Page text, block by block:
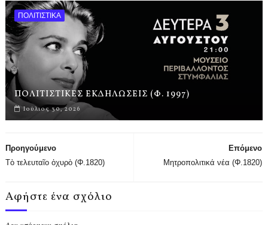
ΠΟΛΙΤΙΣΤΙΚΑ
ΠΟΛΙΤΙΣΤΙΚΕΣ ΕΚΔΗΛΩΣΕΙΣ (Φ. 1997)
Ιούλιος 30, 2026
Επόμενο
Μητροπολιτικά νέα (Φ.1820)
Προηγούμενο
Τὸ τελευταῖο ὀχυρὸ (Φ.1820)
Αφήστε ένα σχόλιο